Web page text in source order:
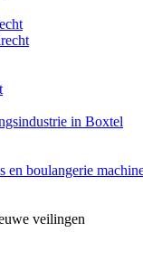
in Boxtel
boulangerie
veilingen